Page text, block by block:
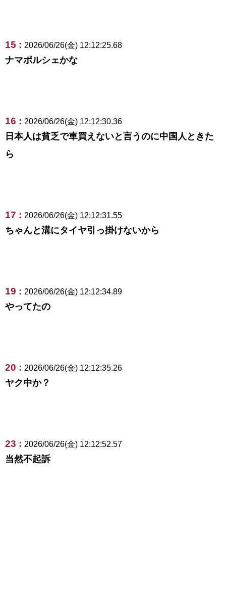
15 : 2026/06/26(金) 12:12:25.68
ナマポルシェかな
16 : 2026/06/26(金) 12:12:30.36
日本人は貧乏で車買えないと言うのに中国人ときた
ら
17 : 2026/06/26(金) 12:12:31.55
ちゃんと溝にタイヤ引っ掛けないから
19 : 2026/06/26(金) 12:12:34.89
やってたの
20 : 2026/06/26(金) 12:12:35.26
ヤク中か？
23 : 2026/06/26(金) 12:12:52.57
当然不起訴